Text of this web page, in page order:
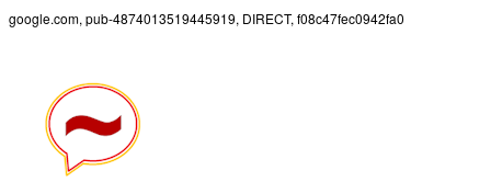
google.com, pub-4874013519445919, DIRECT, f08c47fec0942fa0